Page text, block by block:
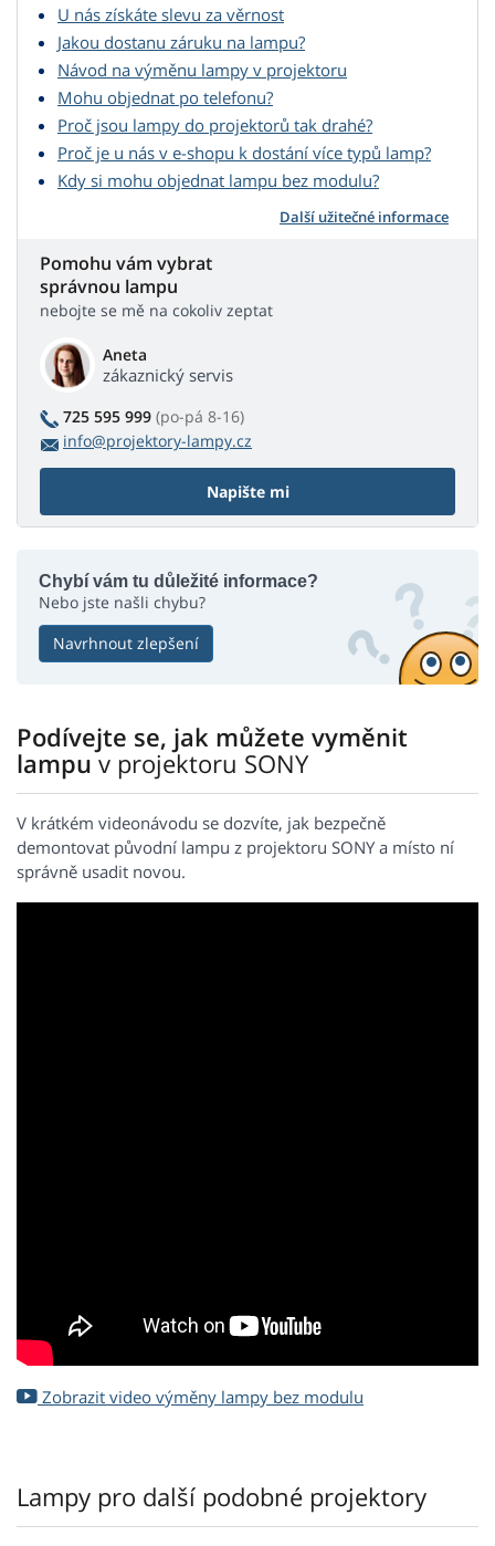
U nás získáte slevu za věrnost
Jakou dostanu záruku na lampu?
Návod na výměnu lampy v projektoru
Mohu objednat po telefonu?
Proč jsou lampy do projektorů tak drahé?
Proč je u nás v e-shopu k dostání více typů lamp?
Kdy si mohu objednat lampu bez modulu?
Další užitečné informace
Pomohu vám vybrat
správnou lampu
nebojte se mě na cokoliv zeptat
Aneta
zákaznický servis
725 595 999 (po-pá 8-16)
info@projektory-lampy.cz
Napište mi
Chybí vám tu důležité informace?
Nebo jste našli chybu?
Navrhnout zlepšení
Podívejte se, jak můžete vyměnit
lampuv projektoru SONY
V krátkém videonávodu se dozvíte, jak bezpečně
demontovat původní lampu z projektoru SONY a místo ní
správně usadit novou.
Zobrazit video výměny lampy bez modulu
Lampy pro další podobné projektory